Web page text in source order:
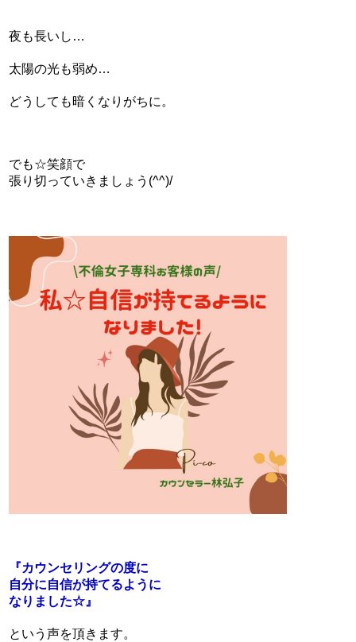
夜も長いし…
太陽の光も弱め…
どうしても暗くなりがちに。
でも☆笑顔で
張り切っていきましょう(^^)/
『カウンセリングの度に
自分に自信が持てるように
なりました☆』
という声を頂きます。